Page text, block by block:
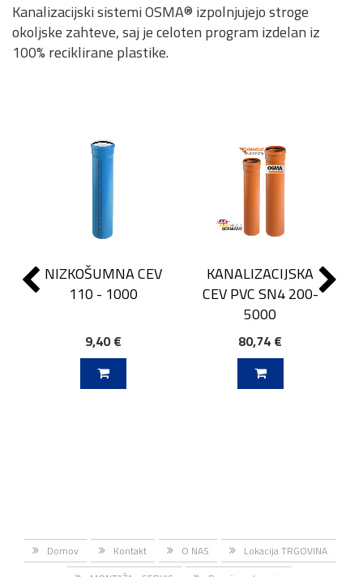
Kanalizacijski sistemi OSMA® izpolnjujejo stroge
okoljske zahteve, saj je celoten program izdelan iz
100% reciklirane plastike.
NIZKOŠUMNA CEV
110 - 1000
9,40 €
KANALIZACIJSKA
CEV PVC SN4 200-
5000
80,74 €
Domov Kontakt O NAS
Lokacija TRGOVINA